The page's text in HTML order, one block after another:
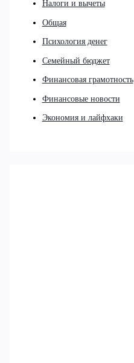
Налоги и вычеты
Общая
Психология денег
Семейный бюджет
Финансовая грамотность
Финансовые новости
Экономия и лайфхаки